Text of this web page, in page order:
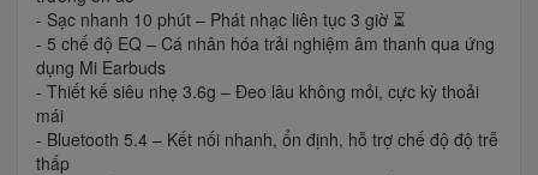
- Sạc nhanh 10 phút – Phát nhạc liên tục 3 giờ ⏳
- 5 chế độ EQ – Cá nhân hóa trải nghiệm âm thanh qua ứng
dụng Mi Earbuds
- Thiết kế siêu nhẹ 3.6g – Đeo lâu không mỏi, cực kỳ thoải
mái
- Bluetooth 5.4 – Kết nối nhanh, ổn định, hỗ trợ chế độ độ trễ
thấp